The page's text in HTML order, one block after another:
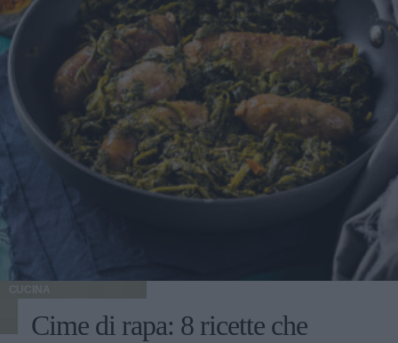
CUCINA
Cime di rapa: 8 ricette che